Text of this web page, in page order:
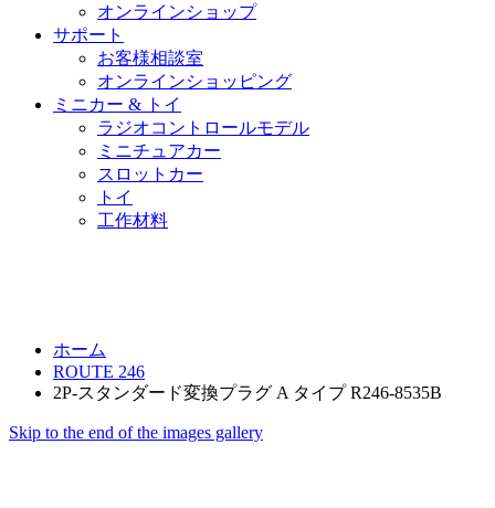
オンラインショップ
サポート
お客様相談室
オンラインショッピング
ミニカー & トイ
ラジオコントロールモデル
ミニチュアカー
スロットカー
トイ
工作材料
ホーム
ROUTE 246
2P-スタンダード変換プラグ A タイプ R246-8535B
Skip to the end of the images gallery